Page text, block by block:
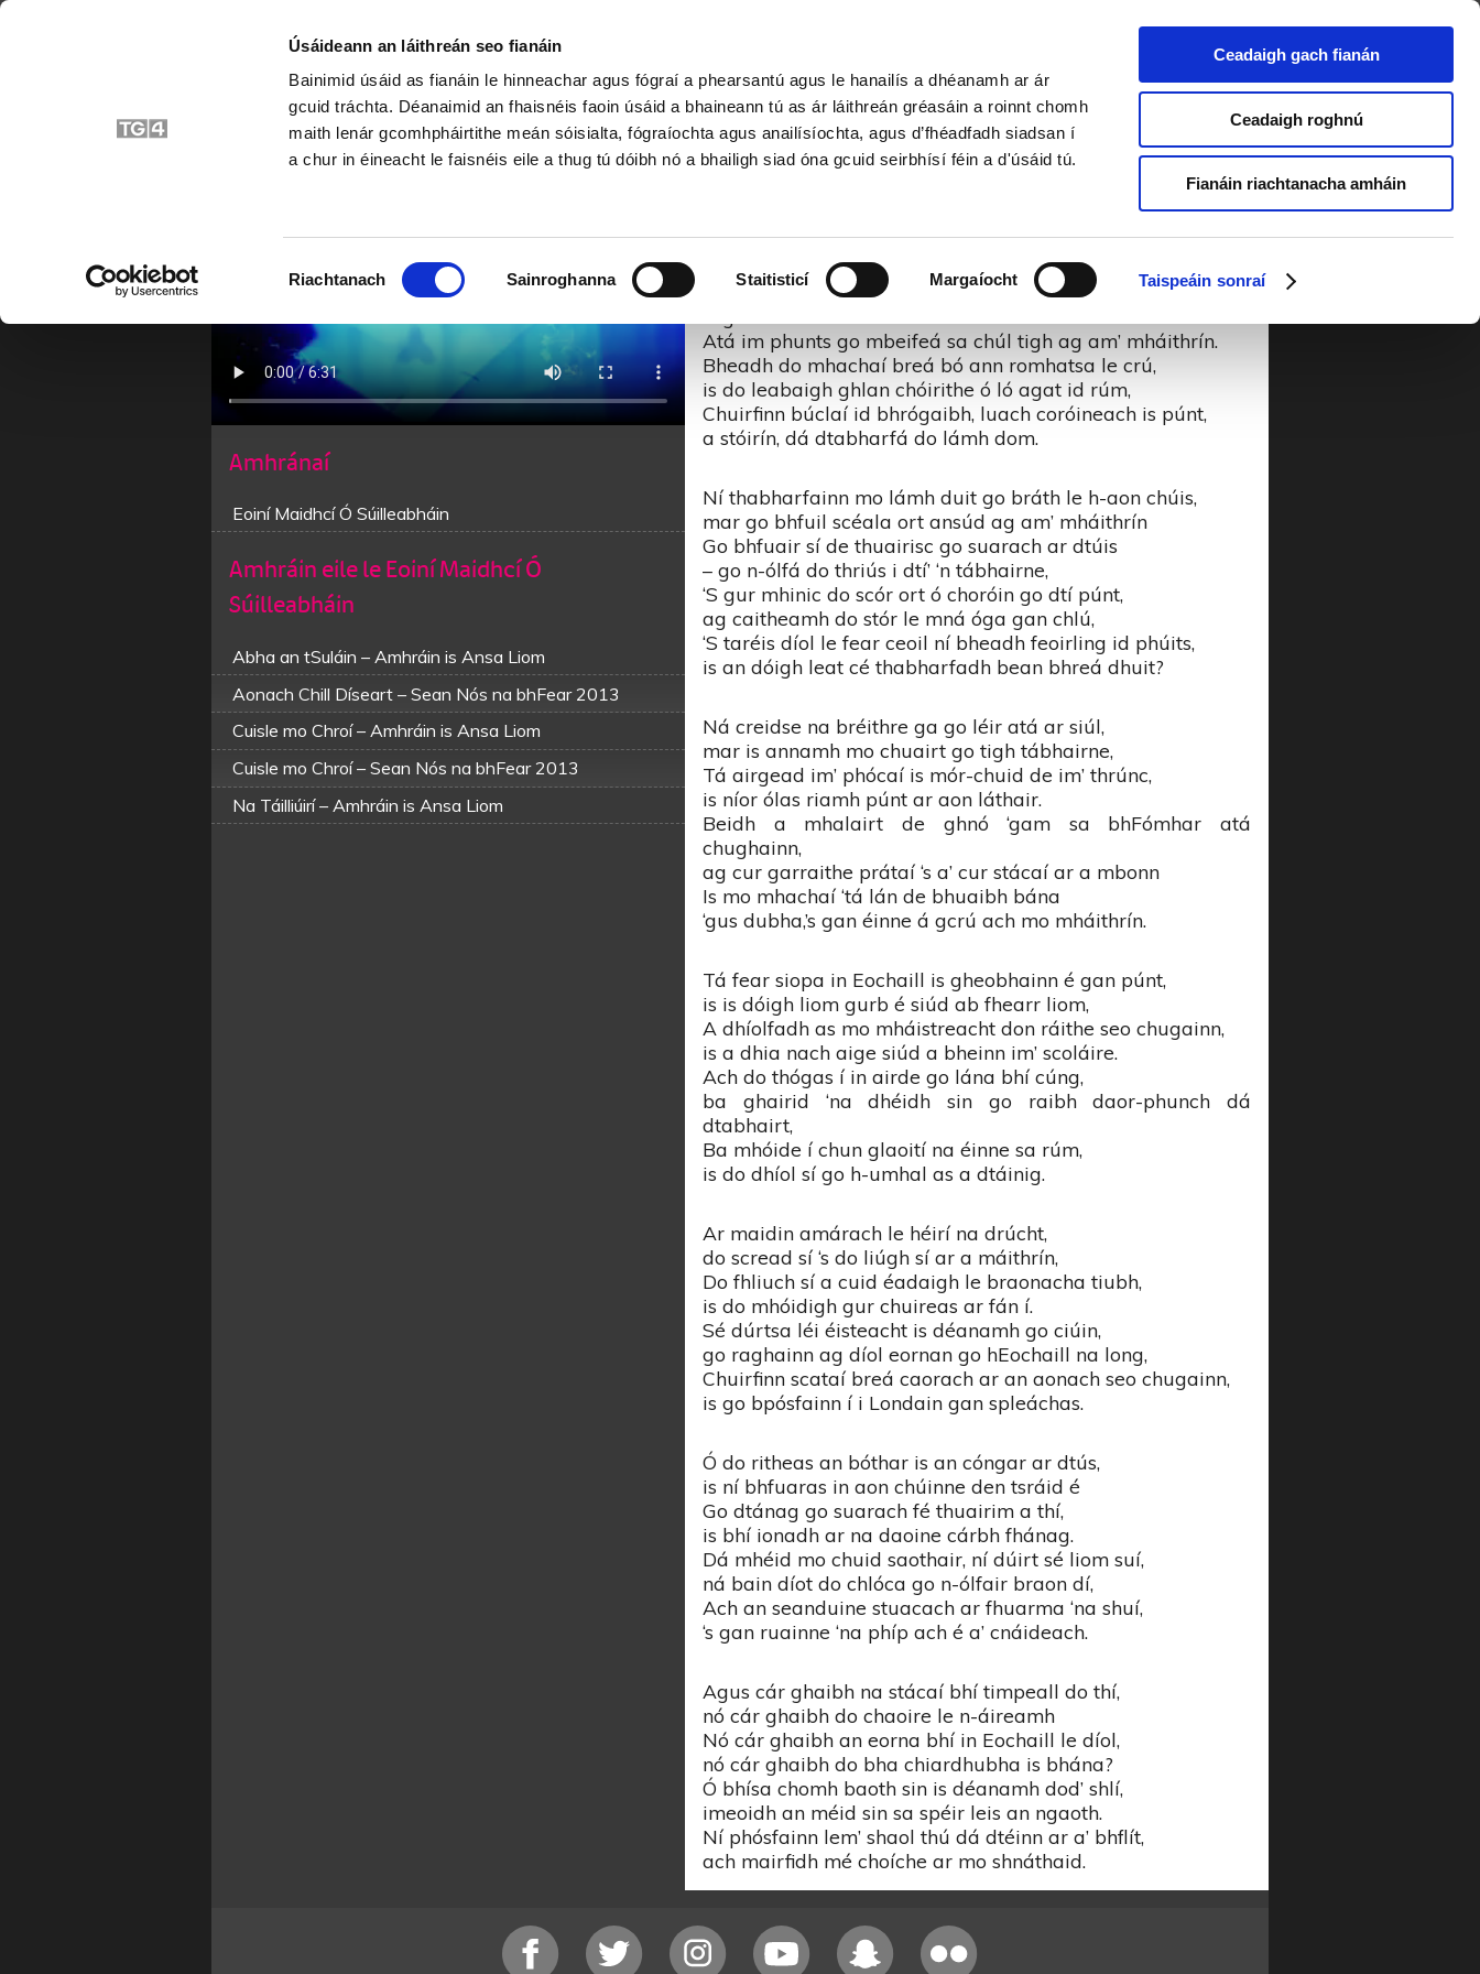
Úsáideann an láithreán seo fianáin
Bainimid úsáid as fianáin le hinneachar agus fógraí a phearsantú agus le hanailís a dhéanamh ar ár
gcuid tráchta. Déanaimid an fhaisnéis faoin úsáid a bhaineann tú as ár láithreán gréasáin a roinnt chomh
maith lenár gcomhpháirtithe meán sóisialta, fógraíochta agus anailísíochta, agus d’fhéadfadh siadsan í
a chur in éineacht le faisnéis eile a thug tú dóibh nó a bhailigh siad óna gcuid seirbhísí féin a d'úsáid tú.
Riachtanach Sainroghanna Staitisticí Margaíocht Taispeáin sonraí
Ceadaigh gach fianán
Ceadaigh roghnú
Fianáin riachtanacha amháin
Cuisle mo Chroí – Amhráin is Ansa Liom
Amhránaí
Eoiní Maidhcí Ó Súilleabháin
Do thugas grá cléibh duit, a spéirbhean ó thús,
ó léagas mo shúil ar do bhán-chnis,
Atá im phunts go mbeifeá sa chúl tigh ag am’ mháithrín.
Bheadh do mhachaí breá bó ann romhatsa le crú,
is do leabaigh ghlan chóirithe ó ló agat id rúm,
Chuirfinn búclaí id bhrógaibh, luach coróineach is púnt,
a stóirín, dá dtabharfá do lámh dom.
Ní thabharfainn mo lámh duit go bráth le h-aon chúis,
mar go bhfuil scéala ort ansúd ag am’ mháithrín
Go bhfuair sí de thuairisc go suarach ar dtúis
– go n-ólfá do thriús i dtí’ ‘n tábhairne,
‘S gur mhinic do scór ort ó choróin go dtí púnt,
ag caitheamh do stór le mná óga gan chlú,
‘S taréis díol le fear ceoil ní bheadh feoirling id phúits,
is an dóigh leat cé thabharfadh bean bhreá dhuit?
Ná creidse na bréithre ga go léir atá ar siúl,
mar is annamh mo chuairt go tigh tábhairne,
Tá airgead im’ phócaí is mór-chuid de im’ thrúnc,
is níor ólas riamh púnt ar aon láthair.
Beidh a mhalairt de ghnó ‘gam sa bhFómhar atá
chughainn,
ag cur garraithe prátaí ‘s a’ cur stácaí ar a mbonn
Is mo mhachaí ‘tá lán de bhuaibh bána
‘gus dubha,’s gan éinne á gcrú ach mo mháithrín.
Tá fear siopa in Eochaill is gheobhainn é gan púnt,
is is dóigh liom gurb é siúd ab fhearr liom,
A dhíolfadh as mo mháistreacht don ráithe seo chugainn,
is a dhia nach aige siúd a bheinn im’ scoláire.
Ach do thógas í in airde go lána bhí cúng,
ba ghairid ‘na dhéidh sin go raibh daor-phunch dá
dtabhairt,
Ba mhóide í chun glaoití na éinne sa rúm,
is do dhíol sí go h-umhal as a dtáinig.
Ar maidin amárach le héirí na drúcht,
do scread sí ‘s do liúgh sí ar a máithrín,
Do fhliuch sí a cuid éadaigh le braonacha tiubh,
is do mhóidigh gur chuireas ar fán í.
Sé dúrtsa léi éisteacht is déanamh go ciúin,
go raghainn ag díol eornan go hEochaill na long,
Chuirfinn scataí breá caorach ar an aonach seo chugainn,
is go bpósfainn í i Londain gan spleáchas.
Ó do ritheas an bóthar is an cóngar ar dtús,
is ní bhfuaras in aon chúinne den tsráid é
Go dtánag go suarach fé thuairim a thí,
is bhí ionadh ar na daoine cárbh fhánag.
Dá mhéid mo chuid saothair, ní dúirt sé liom suí,
ná bain díot do chlóca go n-ólfair braon dí,
Ach an seanduine stuacach ar fhuarma ‘na shuí,
‘s gan ruainne ‘na phíp ach é a’ cnáideach.
Agus cár ghaibh na stácaí bhí timpeall do thí,
nó cár ghaibh do chaoire le n-áireamh
Nó cár ghaibh an eorna bhí in Eochaill le díol,
nó cár ghaibh do bha chiardhubha is bhána?
Ó bhísa chomh baoth sin is déanamh dod’ shlí,
imeoidh an méid sin sa spéir leis an ngaoth.
Ní phósfainn lem’ shaol thú dá dtéinn ar a’ bhflít,
ach mairfidh mé choíche ar mo shnáthaid.
Amhráin eile le Eoiní Maidhcí Ó
Súilleabháin
Abha an tSuláin – Amhráin is Ansa Liom
Aonach Chill Díseart – Sean Nós na bhFear 2013
Cuisle mo Chroí – Amhráin is Ansa Liom
Cuisle mo Chroí – Sean Nós na bhFear 2013
Na Táilliúirí – Amhráin is Ansa Liom